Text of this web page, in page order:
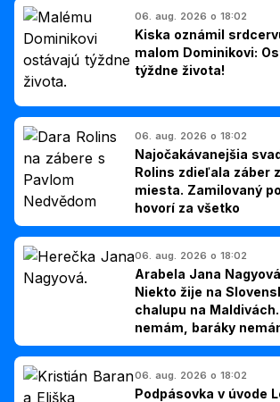
06. aug. 2026 o 18:02
Kiska oznámil
malom Dominikovi:
týždne života!
06. aug. 2026 o 18:02
Najočakávanejšia
Rolins zdieľala záber
miesta. Zamilovaný
hovorí za všetko
06. aug. 2026 o 18:02
Arabela Jana
Niekto žije na
chalupu na
nemám, baráky
Slovákom
06. aug. 2026 o 18:02
Podpásovka v úvode